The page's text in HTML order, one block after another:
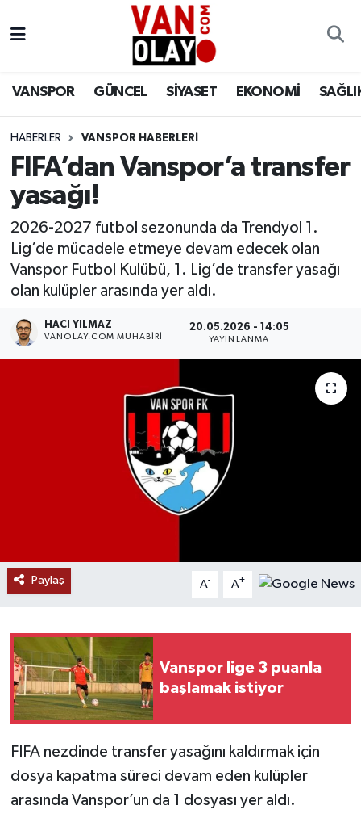
VANSPOR GÜNCEL SİYASET EKONOMİ
HABERLER VANSPOR HABERLERİ
FIFA’dan Vanspor’a transfer
yasağı!
2026-2027 futbol sezonunda da Trendyol 1.
Lig’de mücadele etmeye devam edecek olan
Vanspor Futbol Kulübü, 1. Lig’de transfer yasağı
olan kulüpler arasında yer aldı.
HACI YILMAZ
VANOLAY.COM MUHABIRI
20.05.2026 - 14:05
YAYINLANMA
Paylaş A- A+
Vanspor lige 3 puanla
başlamak istiyor
FIFA nezdinde transfer yasağını kaldırmak için
dosya kapatma süreci devam eden kulüpler
arasında Vanspor’un da 1 dosyası yer aldı.
Siyaset
Ekonomi
Sağlık
Eğitim
RESMİ İLANLAR
Van Nöbetçi Eczaneler
Van Namaz Vakitleri
Van Trafik Yoğunluk Haritası
Süper Lig Puan Durumu ve Fikstür
Tüm Manşetler